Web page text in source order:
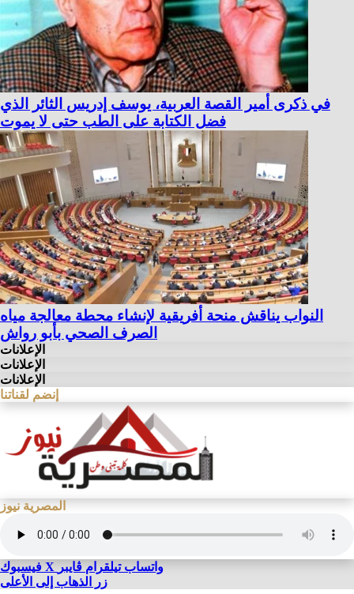
في ذكرى أمير القصة العربية، يوسف إدريس الثائر الذي
فضل الكتابة على الطب حتى لا يموت
النواب يناقش منحة أفريقية لإنشاء محطة معالجة مياه
الصرف الصحي بأبو رواش
الإعلانات
الإعلانات
الإعلانات
إنضم لقناتنا
المصرية نيوز
فيسبوك X واتساب تيلقرام ڤايبر
زر الذهاب إلى الأعلى